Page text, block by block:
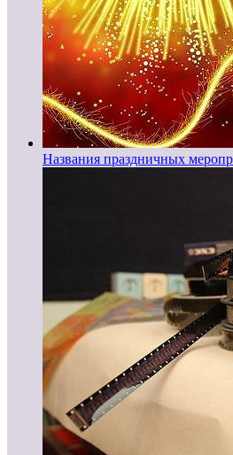
Названия праздничных